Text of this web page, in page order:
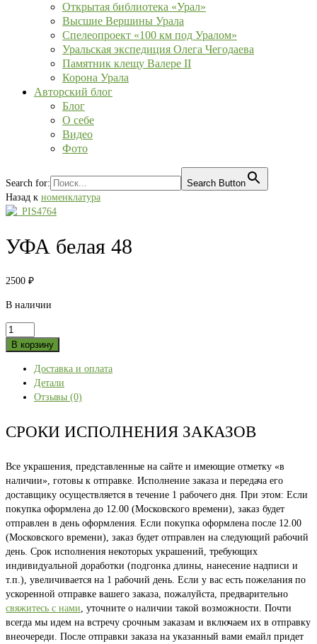
Открытая библиотека «Урал»
Высшие Вершины Урала
Спелеопроект «100 км под Уралом»
Уральская экспедиция Олега Чегодаева
Памятник клещу Валере II
Корона Урала
Авторский блог
Блог
О себе
Видео
Фото
Search for:
Search Button
Назад к номенклатура
УФА белая 48
2500 ₽
В наличии
Количество
товара
белая
В корзину
Доставка и оплата
Детали
Отзывы (0)
СРОКИ ИСПОЛНЕНИЯ ЗАКАЗОВ
Все украшения, представленные на сайте и имеющие отметку «в
наличии», готовы к отправке. Исполнение заказа и передача его
доставщику осуществляется в течение 1 рабочего дня. При этом: Если
покупка оформлена до 12.00 (Московского времени), заказ будет
отправлен в день оформления. Если покупка оформлена после 12.00
(Московского времени), заказ будет отправлен на следующий рабочий
день. Срок исполнения некоторых украшений, требующих
индивидуальной доработки (подгонка длины, нанесение надписи и
т.п.), увеличивается на 1 рабочий день. Если у вас есть пожелания по
ускоренной отправке вашего заказа, пожалуйста, предварительно
свяжитесь с нами, уточните о наличии такой возможности. Почти
всегда мы идем на встречу срочным заказам и включаем их в отправку
внеочереди. После отправки заказа на указанный вами емайл придет